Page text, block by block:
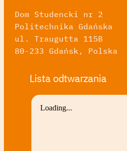
Dom Studencki nr 2
Politechnika Gdańska
ul. Traugutta 115B
80-233 Gdańsk, Polska
Lista odtwarzania